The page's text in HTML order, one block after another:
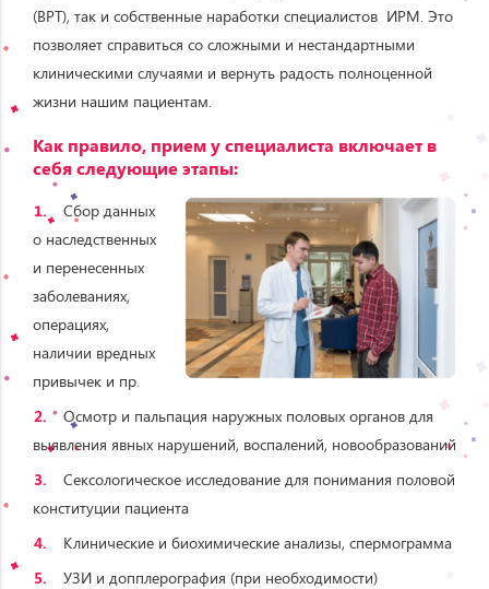
(ВРТ), так и собственные наработки специалистов ИРМ. Это
позволяет справиться со сложными и нестандартными
клиническими случаями и вернуть радость полноценной
жизни нашим пациентам.
Как правило, прием у специалиста включает в
себя следующие этапы:
Сбор данных
о наследственных
и перенесенных
заболеваниях,
операциях,
наличии вредных
привычек и пр.
Осмотр и пальпация наружных половых органов для
выявления явных нарушений, воспалений, новообразований
Сексологическое исследование для понимания половой
конституции пациента
Клинические и биохимические анализы, спермограмма
УЗИ и допплерография (при необходимости)